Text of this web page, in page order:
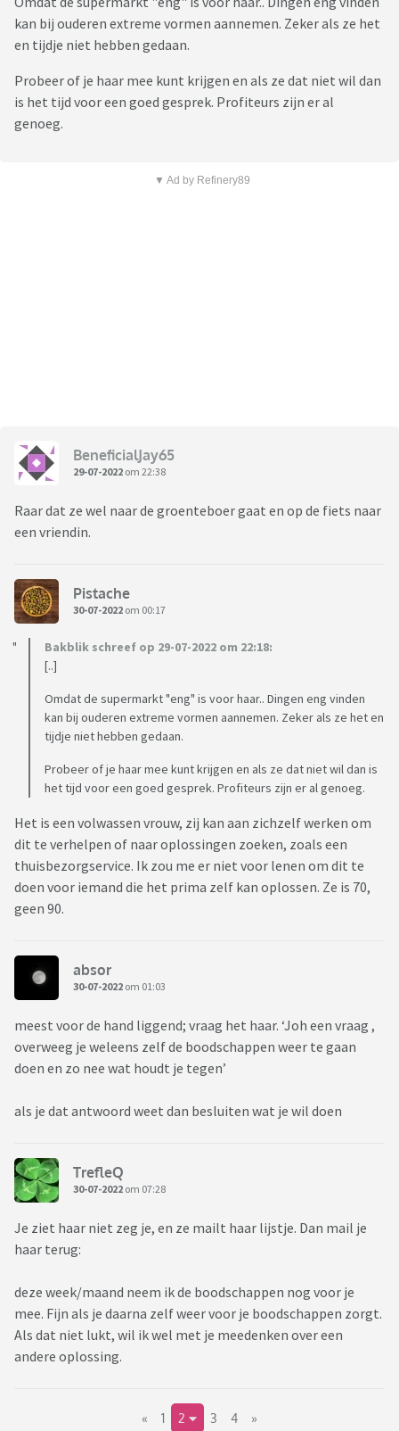
kan bij ouderen extreme vormen aannemen. Zeker als ze het
en tijdje niet hebben gedaan.
Probeer of je haar mee kunt krijgen en als ze dat niet wil dan
is het tijd voor een goed gesprek. Profiteurs zijn er al
genoeg.
▼ Ad by Refinery89
BeneficialJay65
29-07-2022 om 22:38
Raar dat ze wel naar de groenteboer gaat en op de fiets naar
een vriendin.
Pistache
30-07-2022 om 00:17
Bakblik schreef op 29-07-2022 om 22:18:
[..]
Omdat de supermarkt "eng" is voor haar.. Dingen eng vinden
kan bij ouderen extreme vormen aannemen. Zeker als ze het en
tijdje niet hebben gedaan.
Probeer of je haar mee kunt krijgen en als ze dat niet wil dan is
het tijd voor een goed gesprek. Profiteurs zijn er al genoeg.
Het is een volwassen vrouw, zij kan aan zichzelf werken om
dit te verhelpen of naar oplossingen zoeken, zoals een
thuisbezorgservice. Ik zou me er niet voor lenen om dit te
doen voor iemand die het prima zelf kan oplossen. Ze is 70,
geen 90.
absor
30-07-2022 om 01:03
meest voor de hand liggend; vraag het haar. ‘Joh een vraag ,
overweeg je weleens zelf de boodschappen weer te gaan
doen en zo nee wat houdt je tegen’
als je dat antwoord weet dan besluiten wat je wil doen
TrefleQ
30-07-2022 om 07:28
Je ziet haar niet zeg je, en ze mailt haar lijstje. Dan mail je
haar terug:
deze week/maand neem ik de boodschappen nog voor je
mee. Fijn als je daarna zelf weer voor je boodschappen zorgt.
Als dat niet lukt, wil ik wel met je meedenken over een
andere oplossing.
« 1 2 3 4 »